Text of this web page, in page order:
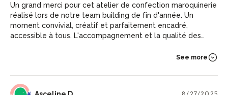
Un grand merci pour cet atelier de confection maroquinerie
réalisé lors de notre team building de fin d'année. Un
moment convivial, créatif et parfaitement encadré,
accessible à tous. L'accompagnement et la qualité des
création et de très bons souvenirs partagés. NousSee more